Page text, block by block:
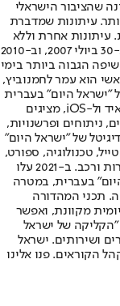
שהציבור הישראלי
עיתונות שמדברת
עיתונות אחרת וללא
תשלום. המהדורה המודפסת הראשונה פורסמה ב-30 ביולי 2007, וב-2010
הגבוה ביותר בימי
הוא עמר לחמנוביץ,
"ישראל היום" בעברית
ובאנגלית, כמו כן היישומונים (אפליקציות) לאנדרואיד ול-iOS, מציגים
ניתוחים ופרשנויות,
של "ישראל היום"
טכנולוגיה, ספורט,
כלכלה וצרכנות, בריאות, חיילים, אוכל, יהדות, תיירות ורכב. ב-2021 עלו
בעברית, במטרה
תכני המהדורה
מקוונת, ואפשר
"הקליקה של ישראל
ושירותים. ישראל
הקוראים. פנו אלינו